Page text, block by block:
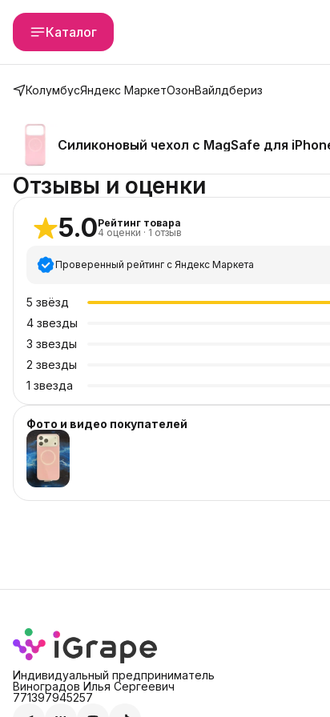
Каталог
КолумбусЯндекс МаркетОзонВайлдбериз
Силиконовый чехол с MagSafe для
Отзывы и оценки
5.0Рейтинг товара
4 оценки · 1 отзыв
Проверенный рейтинг с Яндекс Маркета
5 звёзд
4 звезды
3 звезды
2 звезды
1 звезда
Фото и видео покупателей
Индивидуальный предприниматель
Виноградов Илья Сергеевич
771397945257